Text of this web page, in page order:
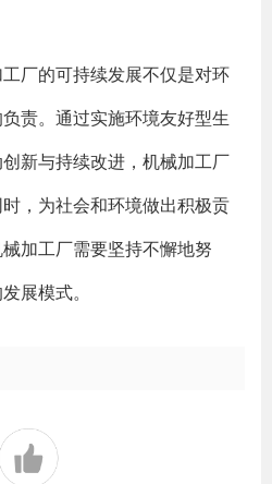
厂的可持续发展不仅是对环
责。通过实施环境友好型生
新与持续改进，机械加工厂
，为社会和环境做出积极贡
加工厂需要坚持不懈地努
展模式。